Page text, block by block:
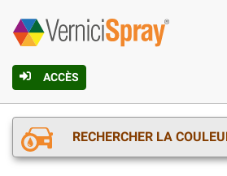
ACCÈS
RECHERCHER LA